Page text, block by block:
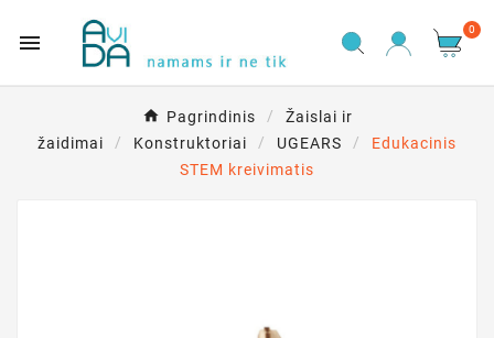

0
Pagrindinis
Žaislai ir
žaidimai
Konstruktoriai UGEARS
Edukacinis
STEM kreivimatis